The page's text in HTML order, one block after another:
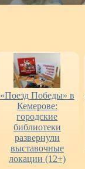
«Поезд Победы» в
Кемерове:
городские
библиотеки
развернули
выставочные
локации (12+)